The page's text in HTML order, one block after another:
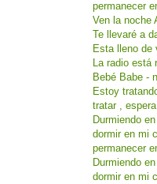
permanecer
Ven la noche
Te llevaré a
Esta lleno de
La radio está
Bebé Babe -
Estoy
tratar ,
Durmiendo
dormir en mi
permanecer
Durmiendo
dormir en mi